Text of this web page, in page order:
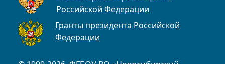
Российской Федерации
Гранты президента Российской
Федерации